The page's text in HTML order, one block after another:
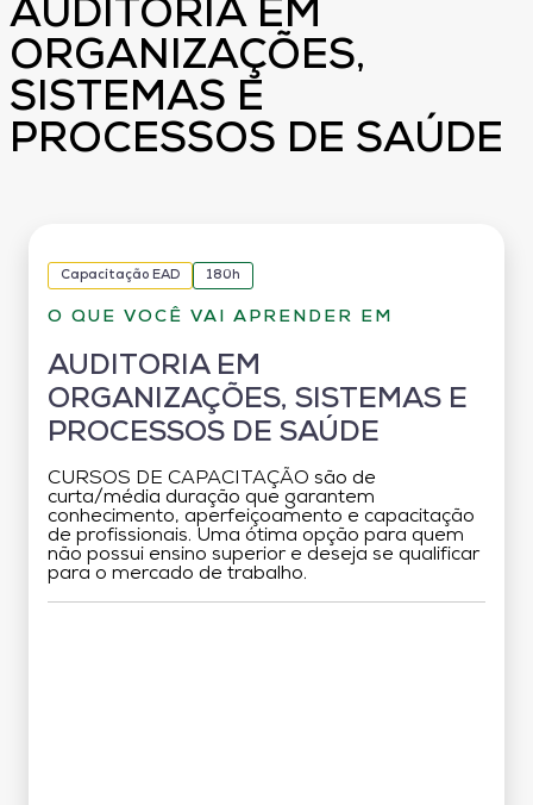
AUDITORIA EM
ORGANIZAÇÕES,
SISTEMAS E
PROCESSOS DE SAÚDE
Capacitação EAD 180h
O QUE VOCÊ VAI APRENDER EM
AUDITORIA EM
ORGANIZAÇÕES, SISTEMAS E
PROCESSOS DE SAÚDE
CURSOS DE CAPACITAÇÃO são de
curta/média duração que garantem
conhecimento, aperfeiçoamento e capacitação
de profissionais. Uma ótima opção para quem
não possui ensino superior e deseja se qualificar
para o mercado de trabalho.